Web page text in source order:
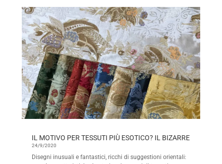
IL MOTIVO PER TESSUTI PIÙ ESOTICO? IL BIZARRE
24/9/2020
Disegni inusuali e fantastici, ricchi di suggestioni orientali: